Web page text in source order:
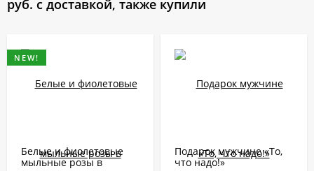
руб. с доставкой, также купили
NEW!
Белые и фиолетовые
мыльные розы в
Подарок мужчине «То,
что надо!»